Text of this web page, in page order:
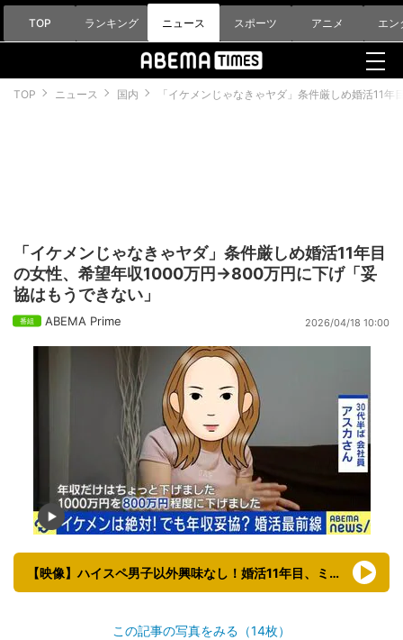
TOP ランキング ニュース スポーツ アニメ エン
TOP ニュース 国内 「イケメンじゃなきゃヤダ」条件厳しめ婚活11
「イケメンじゃなきゃヤダ」条件厳しめ婚活11年目
の女性、希望年収1000万円→800万円に下げ「妥
協はもうできない」
ABEMA Prime 2026/04/18 10:00
【映像】ハイスペ男子以外興味なし！婚活11年目、ミニスカ姿のアスカさん（全身ショット）
この記事の写真をみる（14枚）